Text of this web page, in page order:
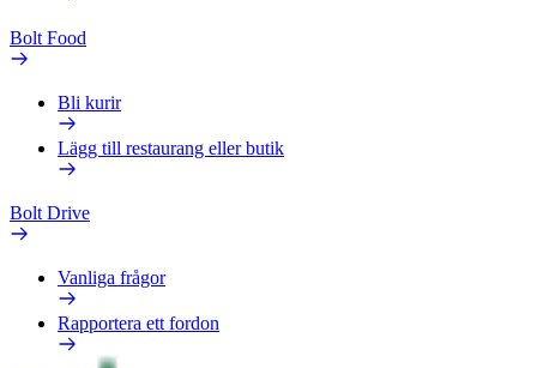
Bolt Food
Bli kurir
Lägg till restaurang eller butik
Bolt Drive
Vanliga frågor
Rapportera ett fordon